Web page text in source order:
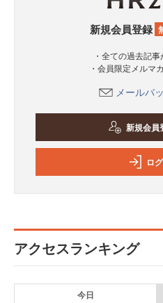
新規会員登録
・全ての過去記
・会員限定メルマ
メールバ
新規会員
ロ
アクセスランキング
今日